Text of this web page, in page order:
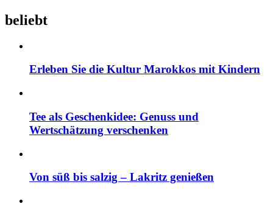
beliebt
Erleben Sie die Kultur Marokkos mit Kindern
Tee als Geschenkidee: Genuss und
Wertschätzung verschenken
Von süß bis salzig – Lakritz genießen